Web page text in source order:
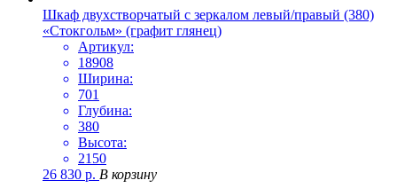
Шкаф двухстворчатый с зеркалом левый/правый (380)
«Стокгольм» (графит глянец)
Артикул:
18908
Ширина:
701
Глубина:
380
Высота:
2150
26 830 р. В корзину